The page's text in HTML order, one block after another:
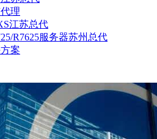
理
江苏总代
R7625服务器苏州总代
案